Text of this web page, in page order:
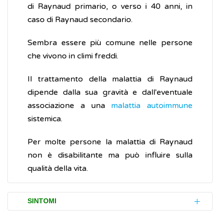
di Raynaud primario, o verso i 40 anni, in
caso di Raynaud secondario.
Sembra essere più comune nelle persone
che vivono in climi freddi.
Il trattamento della malattia di Raynaud
dipende dalla sua gravità e dall'eventuale
associazione a una malattia autoimmune
sistemica.
Per molte persone la malattia di Raynaud
non è disabilitante ma può influire sulla
qualità della vita.
SINTOMI